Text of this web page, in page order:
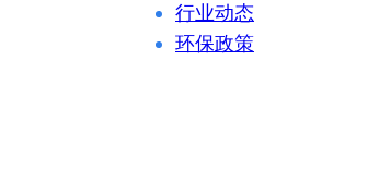
行业动态
环保政策